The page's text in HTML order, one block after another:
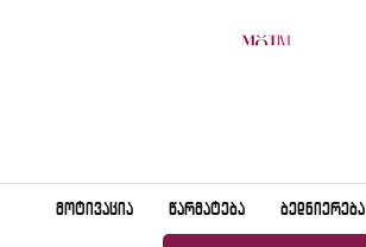
ᲛᲝᲢᲘᲕᲐᲪᲘᲐ ᲬᲐᲠᲛᲐᲢᲔᲑᲐ ᲑᲔᲓᲜᲘᲔᲠᲔᲑᲐ